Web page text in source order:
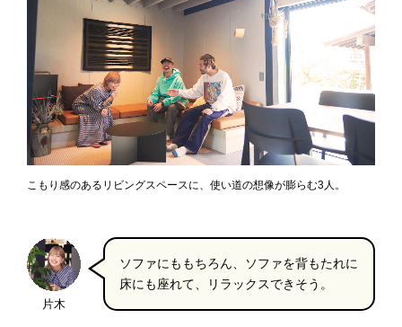
こもり感のあるリビングスペースに、使い道の想像が膨らむ3人。
片木
ソファにももちろん、ソファを背もたれに
床にも座れて、リラックスできそう。